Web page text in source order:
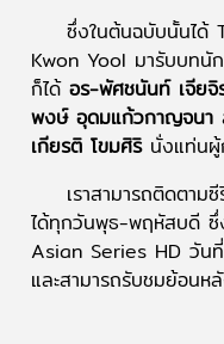
ซึ่งในต้นฉบับนั้นได้
Kwon Yool มารับบทนั
ก็ได้ อร-พัศชนันท์ เจียจิ
พงษ์ อุดมแก้วกาญจนา
เกียรติ โขมศิรินั่งแท่นผู้
เราสามารถติดตา
ได้ทุกวันพุธ-พฤหัสบดี ซึ่
Asian Series HD วัน
และสามารถรับชมย้อน